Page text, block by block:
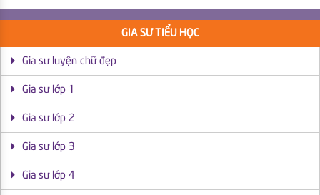
GIA SƯ TIỂU HỌC
Gia sư luyện chữ đẹp
Gia sư lớp 1
Gia sư lớp 2
Gia sư lớp 3
Gia sư lớp 4